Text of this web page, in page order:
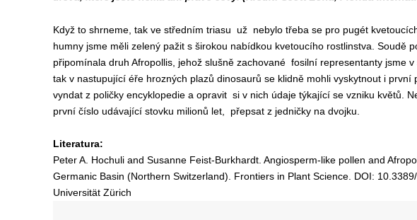
Když to shrneme, tak ve středním triasu už nebylo třeba se pro pugét
humny jsme měli zelený pažit s širokou nabídkou kvetoucího rostlinstva. Soudě
připomínala druh Afropollis, jehož slušně zachované fosilní representanty jsme
tak v nastupující éře hrozných plazů dinosaurů se klidně mohli vyskytnout i
vyndat z poličky encyklopedie a opravit si v nich údaje týkající se vzniku květů.
první číslo udávající stovku milionů let, přepsat z jedničky na dvojku.
Literatura:
Peter A. Hochuli and Susanne Feist-Burkhardt. Angiosperm-like pollen and
Germanic Basin (Northern Switzerland). Frontiers in Plant Science. DOI:
Universität Zürich